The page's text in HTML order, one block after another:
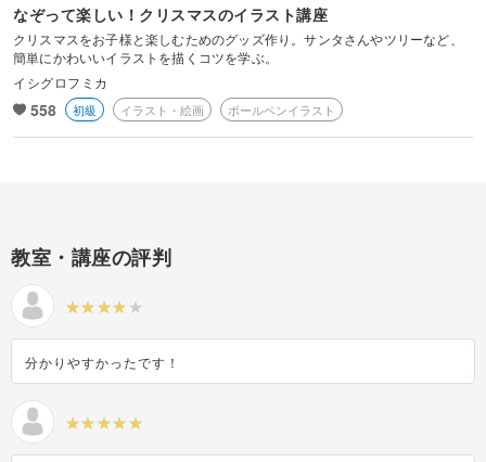
なぞって楽しい！クリスマスのイラスト講座
クリスマスをお子様と楽しむためのグッズ作り。サンタさんやツリーなど、
簡単にかわいいイラストを描くコツを学ぶ。
イシグロフミカ
558 初級 イラスト・絵画 ボールペンイラスト
教室・講座の評判
分かりやすかったです！